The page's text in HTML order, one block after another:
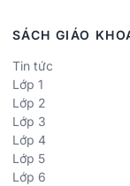
SÁCH GIÁO
Tin tức
Lớp 1
Lớp 2
Lớp 3
Lớp 4
Lớp 5
Lớp 6